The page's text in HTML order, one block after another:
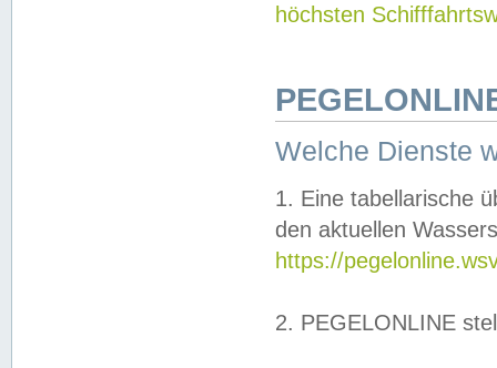
höchsten
Welche Dienste
1. Eine tabellarische
den aktuellen
https://
2. PEGELONLINE